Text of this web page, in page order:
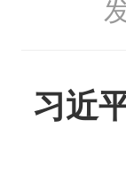
习近